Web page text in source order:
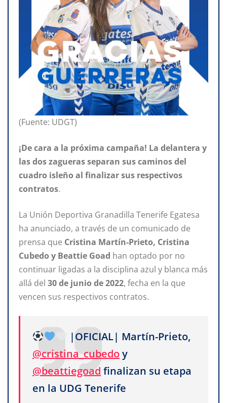
(Fuente: UDGT)
¡De cara a la próxima campaña! La delantera y
las dos zagueras separan sus caminos del
cuadro isleño al finalizarsus respectivos
contratos.
La Unión Deportiva Granadilla Tenerife Egatesa
ha anunciado, a través de un comunicado de
prensa que Cristina Martín-Prieto, Cristina
Cubedo y Beattie Goad han optado por no
continuar ligadas a la disciplina azul y blanca más
allá del 30 de junio de 2022, fecha en la que
vencen sus respectivos contratos.
|OFICIAL| Martín-Prieto,
@cristina_cubedoy
@beattiegoad finalizan su etapa
en la UDG Tenerife